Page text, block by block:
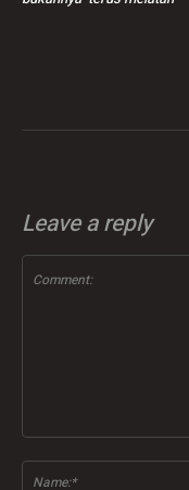
Leave a reply